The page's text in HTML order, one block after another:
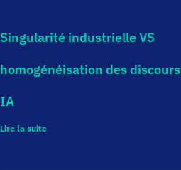
Singularité industrielle VS
homogénéisation des discours
IA
Lire la suite